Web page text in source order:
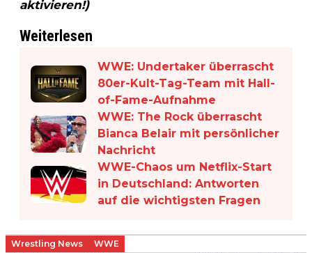
aktivieren!)
Weiterlesen
WWE: Undertaker überrascht
80er-Kult-Tag-Team mit Hall-
of-Fame-Aufnahme
WWE: The Rock überrascht
Bianca Belair mit persönlicher
Nachricht
WWE-Chaos um Netflix-Start
in Deutschland: Antworten
auf die wichtigsten Fragen
Wrestling News WWE